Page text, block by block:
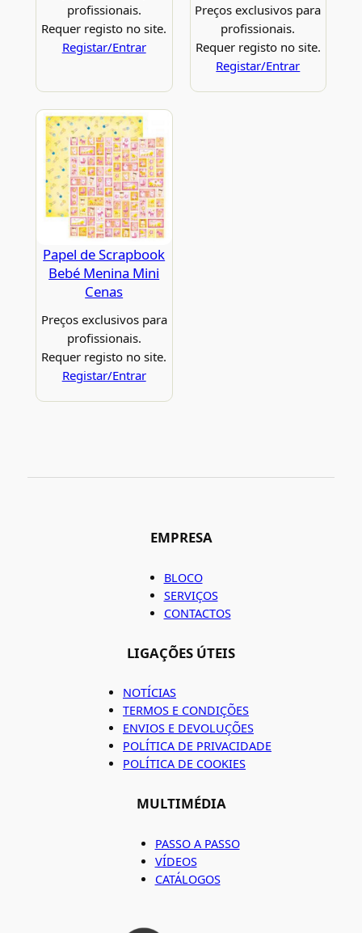
profissionais.
Requer registo no site.
Registar/Entrar
Preços exclusivos para
profissionais.
Requer registo no site.
Registar/Entrar
Papel de Scrapbook
Bebé Menina Mini
Cenas
Preços exclusivos para
profissionais.
Requer registo no site.
Registar/Entrar
EMPRESA
BLOCO
SERVIÇOS
CONTACTOS
LIGAÇÕES ÚTEIS
NOTÍCIAS
TERMOS E CONDIÇÕES
ENVIOS E DEVOLUÇÕES
POLÍTICA DE PRIVACIDADE
POLÍTICA DE COOKIES
MULTIMÉDIA
PASSO A PASSO
VÍDEOS
CATÁLOGOS